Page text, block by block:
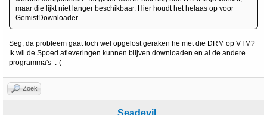
maar die lijkt niet langer beschikbaar. Hier houdt het helaas op voor
GemistDownloader
Seg, da probleem gaat toch wel opgelost geraken he met die DRM op VTM?
Ik wil de Spoed afleveringen kunnen blijven downloaden en al de andere
programma's :-(
Zoek
Seadevil